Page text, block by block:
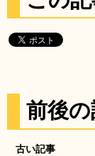
前後
古い記事